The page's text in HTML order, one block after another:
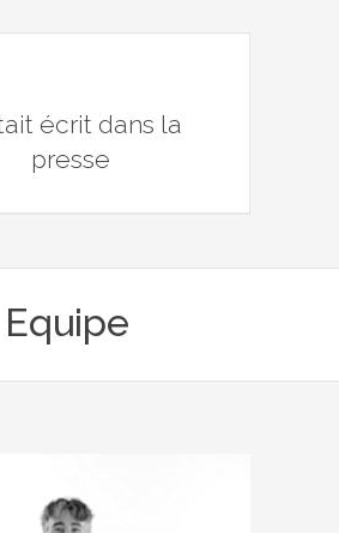
écrit dans la
presse